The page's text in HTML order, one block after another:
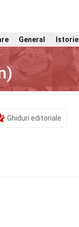
General Istorie
Ghiduri editoriale